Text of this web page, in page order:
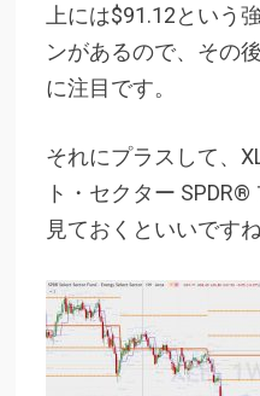
上には$91.12という
ンがあるので、その
に注目です。
それにプラスして、
ト・セクター
見ておくといいですね